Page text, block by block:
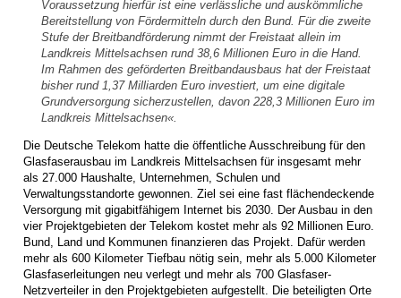
Voraussetzung hierfür ist eine verlässliche und auskömmliche
Bereitstellung von Fördermitteln durch den Bund. Für die zweite
Stufe der Breitbandförderung nimmt der Freistaat allein im
Landkreis Mittelsachsen rund 38,6 Millionen Euro in die Hand.
Im Rahmen des geförderten Breitbandausbaus hat der Freistaat
bisher rund 1,37 Milliarden Euro investiert, um eine digitale
Grundversorgung sicherzustellen, davon 228,3 Millionen Euro im
Landkreis Mittelsachsen«.
Die Deutsche Telekom hatte die öffentliche Ausschreibung für den
Glasfaserausbau im Landkreis Mittelsachsen für insgesamt mehr
als 27.000 Haushalte, Unternehmen, Schulen und
Verwaltungsstandorte gewonnen. Ziel sei eine fast flächendeckende
Versorgung mit gigabitfähigem Internet bis 2030. Der Ausbau in den
vier Projektgebieten der Telekom kostet mehr als 92 Millionen Euro.
Bund, Land und Kommunen finanzieren das Projekt. Dafür werden
mehr als 600 Kilometer Tiefbau nötig sein, mehr als 5.000 Kilometer
Glasfaserleitungen neu verlegt und mehr als 700 Glasfaser-
Netzverteiler in den Projektgebieten aufgestellt. Die beteiligten Orte